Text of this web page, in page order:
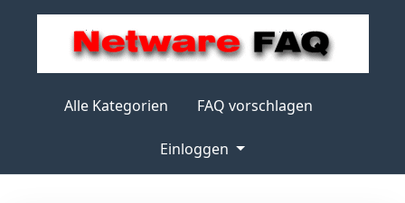
Alle Kategorien FAQ vorschlagen
Einloggen